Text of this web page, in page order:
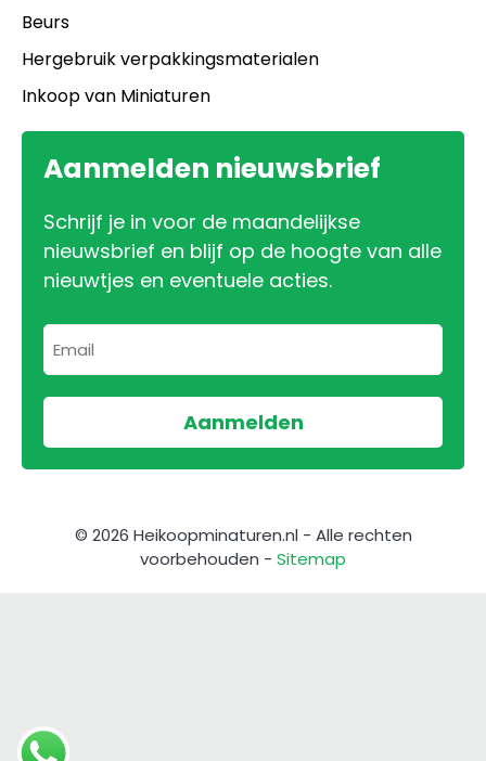
Beurs
Hergebruik verpakkingsmaterialen
Inkoop van Miniaturen
Aanmelden nieuwsbrief
Schrijf je in voor de maandelijkse
nieuwsbrief en blijf op de hoogte van alle
nieuwtjes en eventuele acties.
© 2026 Heikoopminaturen.nl - Alle rechten
voorbehouden - Sitemap